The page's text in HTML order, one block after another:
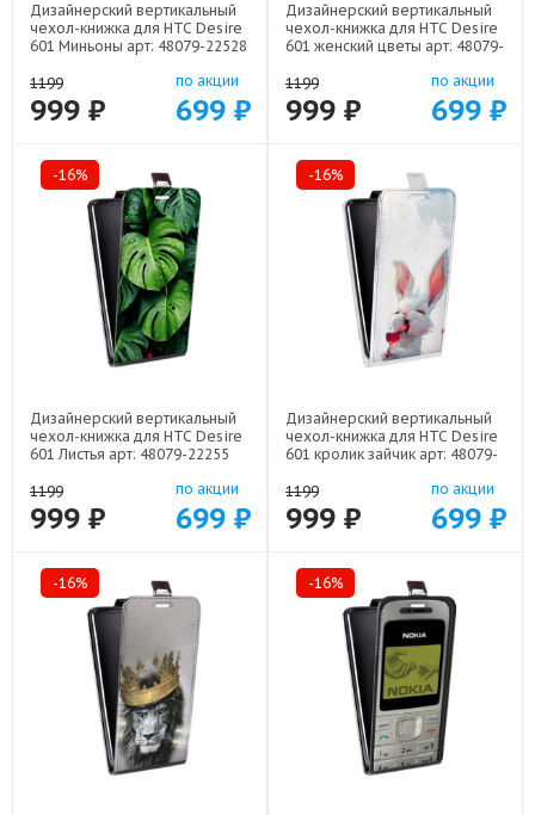
Дизайнерский вертикальный
чехол-книжка для HTC Desire
601 Миньоны арт: 48079-22528
1199
999 ₽
по акции
699 ₽
Дизайнерский вертикальный
чехол-книжка для HTC Desire
601 женский цветы арт: 48079-
1199
999 ₽
по акции
699 ₽
-16%
Дизайнерский вертикальный
чехол-книжка для HTC Desire
601 Листья арт: 48079-22255
1199
999 ₽
по акции
699 ₽
-16%
Дизайнерский вертикальный
чехол-книжка для HTC Desire
601 кролик зайчик арт: 48079-
1199
999 ₽
по акции
699 ₽
-16% -16%